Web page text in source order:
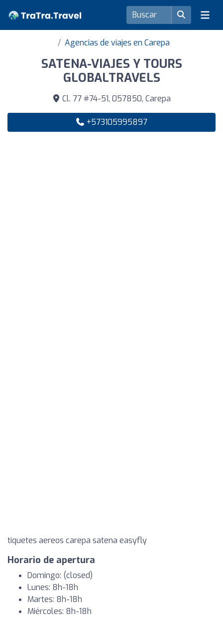
Agencias de viajes en Carepa
SATENA-VIAJES Y TOURS
GLOBALTRAVELS
Cl. 77 #74-51, 057850, Carepa
+573105995897
tiquetes aereos carepa satena easyfly
Horario de apertura
Domingo: (closed)
Lunes: 8h-18h
Martes: 8h-18h
Miércoles: 8h-18h